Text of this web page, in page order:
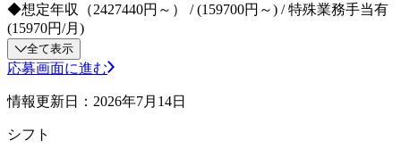
◆想定年収（2427440円～） / (159700円～) / 特殊業務手当有
(15970円/月)
全て表示
応募画面に進む
情報更新日：2026年7月14日
シフト